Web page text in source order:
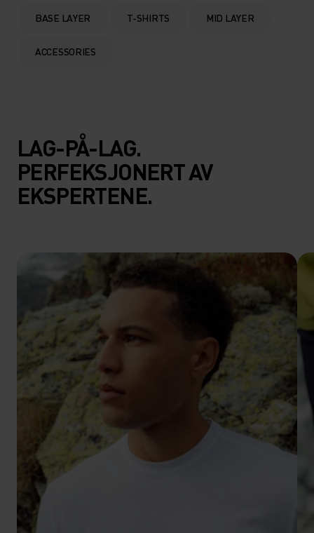
BASE LAYER T-SHIRTS MID LAYER
ACCESSORIES
LAG-PÅ-LAG.
PERFEKSJONERT AV
EKSPERTENE.